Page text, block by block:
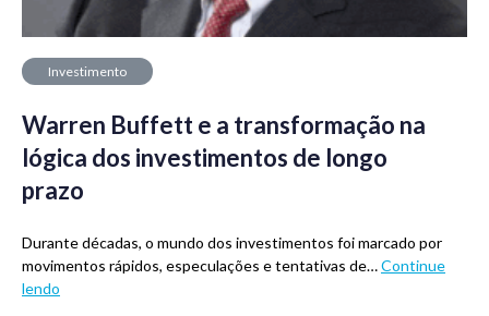
Investimento
Warren Buffett e a transformação na
lógica dos investimentos de longo
prazo
Durante décadas, o mundo dos investimentos foi marcado por
movimentos rápidos, especulações e tentativas de…Continue
lendo